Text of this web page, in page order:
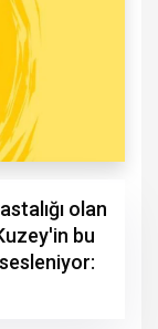
olan
bu